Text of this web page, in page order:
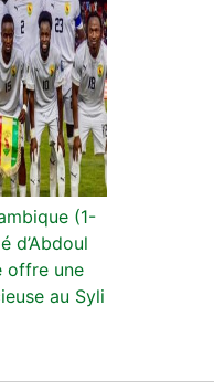
(1-
d’Abdoul
offre une
au Syli